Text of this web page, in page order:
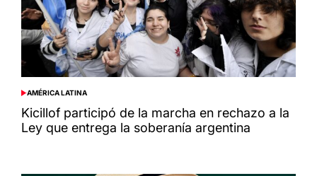
POSTED
IN
AMÉRICA LATINA
Kicillof participó de la marcha en rechazo a la
Ley que entrega la soberanía argentina